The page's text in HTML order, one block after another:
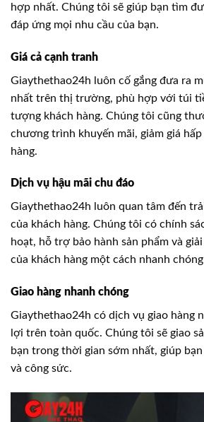
hợp nhất. Chúng tôi sẽ giúp bạn tìm
đáp ứng mọi nhu cầu của bạn.
Giá cả cạnh tranh
Giaythethao24h luôn cố gắng đưa ra
nhất trên thị trường, phù hợp với túi
tượng khách hàng. Chúng tôi cũng
chương trình khuyến mãi, giảm giá
hàng.
Dịch vụ hậu mãi chu đáo
Giaythethao24h luôn quan tâm đến
của khách hàng. Chúng tôi có chính
hoạt, hỗ trợ bảo hành sản phẩm và
của khách hàng một cách nhanh
Giao hàng nhanh chóng
Giaythethao24h có dịch vụ giao hàng
lợi trên toàn quốc. Chúng tôi sẽ giao
bạn trong thời gian sớm nhất, giúp
và công sức.